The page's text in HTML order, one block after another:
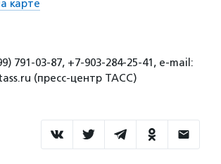
карте
791-03-87, +7-903-284-25-41, e-mail:
(пресс-центр ТАСС)